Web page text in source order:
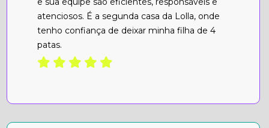
atenciosos. É a segunda casa da Lolla, onde
tenho confiança de deixar minha filha de 4
patas.